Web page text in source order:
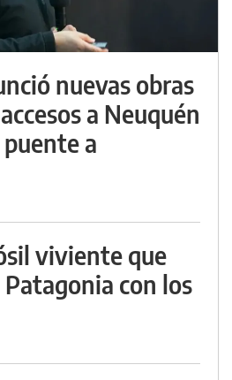
nuevas obras
a Neuquén
a
viviente que
con los